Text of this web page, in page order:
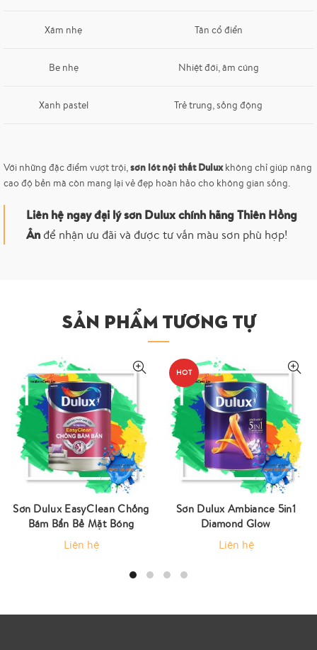
Xám nhẹ Tân cổ điển
Be nhẹ Nhiệt đới, âm cúng
Xanh pastel Trẻ trung, sống động
Với những đặc điểm vượt trội,sơn lót nội thất Duluxkhông chỉ giúp nâng
cao độ bền mà còn mang lại vẻ đẹp hoàn hảo cho không gian sống.
Liên hệ ngay đại lý sơn Dulux chính hãng Thiên Hồng
Ânđể nhận ưu đãi và được tư vấn màu sơn phù hợp!
SẢN PHẨM TƯƠNG TỰ
Sơn Dulux EasyClean Chống
Bám Bẩn Bề Mặt Bóng
Liên hệ
HOT
Sơn Dulux Ambiance 5in1
Diamond Glow
Liên hệ